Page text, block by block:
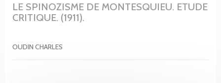
LE SPINOZISME DE MONTESQUIEU. ETUDE
CRITIQUE. (1911).
OUDIN CHARLES